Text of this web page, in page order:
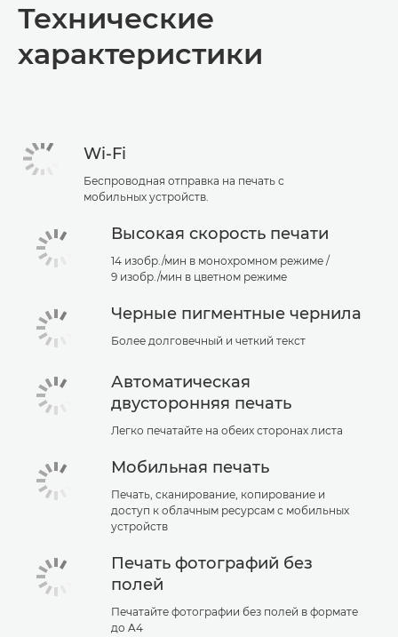
Технические
характеристики
Wi-Fi
Беспроводная отправка на печать с
мобильных устройств.
Высокая скорость печати
14 изобр./мин в монохромном режиме /
9 изобр./мин в цветном режиме
Черные пигментные чернила
Более долговечный и четкий текст
Автоматическая
двусторонняя печать
Легко печатайте на обеих сторонах листа
Мобильная печать
Печать, сканирование, копирование и
доступ к облачным ресурсам с мобильных
устройств
Печать фотографий без
полей
Печатайте фотографии без полей в формате
до A4